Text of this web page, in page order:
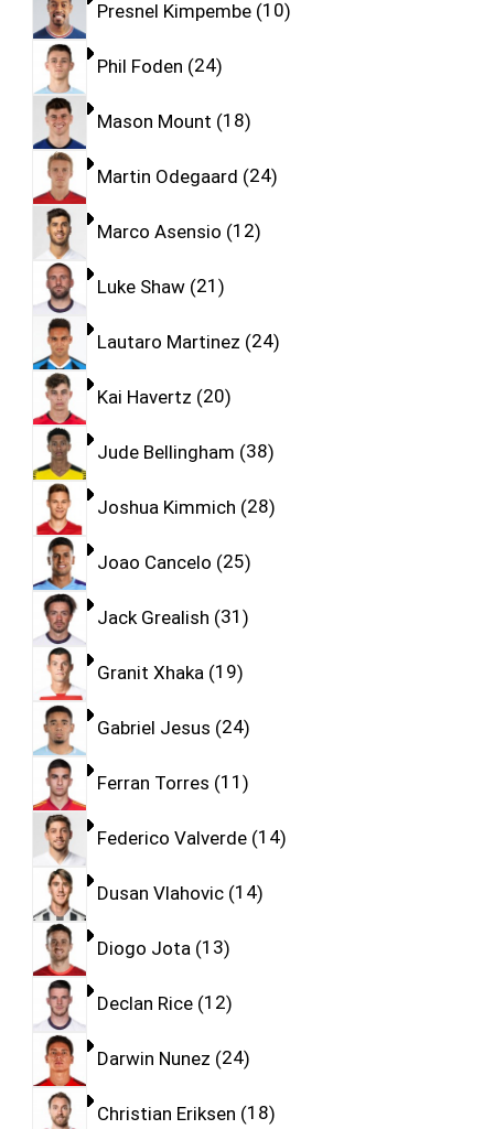
Presnel Kimpembe 10
Phil Foden 24
Mason Mount 18
Martin Odegaard 24
Marco Asensio 12
Luke Shaw 21
Lautaro Martinez 24
Kai Havertz 20
Jude Bellingham 38
Joshua Kimmich 28
Joao Cancelo 25
Jack Grealish 31
Granit Xhaka 19
Gabriel Jesus 24
Ferran Torres 11
Federico Valverde 14
Dusan Vlahovic 14
Diogo Jota 13
Declan Rice 12
Darwin Nunez 24
Christian Eriksen 18